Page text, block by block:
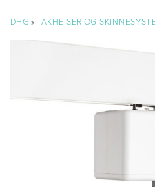
DHG »TAKHEISER OG